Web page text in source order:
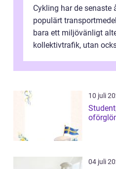
Cykling har de senaste
populärt
bara ett miljövänligt
kollektivtrafik, utan
10 juli
04 juli